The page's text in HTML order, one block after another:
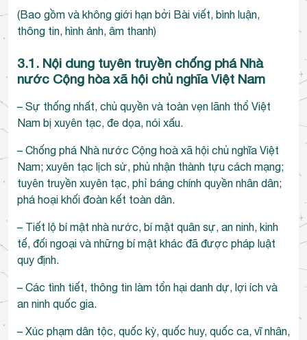
(Bao gồm và không giới hạn bởi Bài viết, bình luận,
thông tin, hình ảnh, âm thanh)
3.1. Nội dung tuyên truyền chống phá Nhà
nước Cộng hòa xã hội chủ nghĩa Việt Nam
– Sự thống nhất, chủ quyền và toàn vẹn lãnh thổ Việt
Nam bị xuyên tạc, đe dọa, nói xấu.
– Chống phá Nhà nước Cộng hoà xã hội chủ nghĩa Việt
Nam; xuyên tạc lịch sử, phủ nhận thành tựu cách mạng;
tuyên truyền xuyên tạc, phỉ báng chính quyền nhân dân;
phá hoại khối đoàn kết toàn dân.
– Tiết lộ bí mật nhà nước, bí mật quân sự, an ninh, kinh
tế, đối ngoại và những bí mật khác đã được pháp luật
quy định.
– Các tình tiết, thông tin làm tổn hại danh dự, lợi ích và
an ninh quốc gia.
– Xúc phạm dân tộc, quốc kỳ, quốc huy, quốc ca, vĩ nhân,